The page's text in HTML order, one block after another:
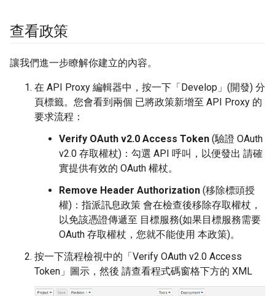
查看政策
讓我們進一步瞭解你建立的內容。
在 API Proxy 編輯器中，按一下「Develop」(開發) 分
頁標籤。您會看到兩個 已將政策新增至 API Proxy 的
要求流程：
Verify OAuth v2.0 Access Token (驗證 OAuth
v2.0 存取權杖)：勾選 API 呼叫，以便發出 請確
實提供有效的 OAuth 權杖。
Remove Header Authorization (移除標頭授
權)：指派訊息政策 會在檢查後移除存取權杖，
以免該憑證傳遞至 目標服務(如果目標服務需要
OAuth 存取權杖，您就不能使用 本政策)。
按一下流程檢視中的「Verify OAuth v2.0 Access
Token」 圖示，然後 請查看程式碼窗格下方的 XML